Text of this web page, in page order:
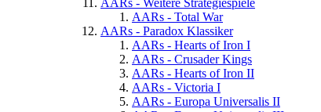
AARs - Weitere Strategiespiele
AARs - Total War
AARs - Paradox Klassiker
AARs - Hearts of Iron I
AARs - Crusader Kings
AARs - Hearts of Iron II
AARs - Victoria I
AARs - Europa Universalis II